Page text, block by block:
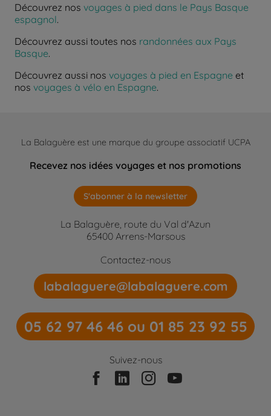
Découvrez nos voyages à pied dans le Pays Basque
espagnol.
Découvrez aussi toutes nos randonnées aux Pays
Basque.
Découvrez aussi nos voyages à pied en Espagne et
nos voyages à vélo en Espagne.
La Balaguère est une marque du groupe associatif UCPA
Recevez nos idées voyages et nos promotions
S'abonner à la newsletter
La Balaguère, route du Val d'Azun
65400 Arrens-Marsous
Contactez-nous
labalaguere@labalaguere.com
05 62 97 46 46 ou 01 85 23 92 55
Suivez-nous